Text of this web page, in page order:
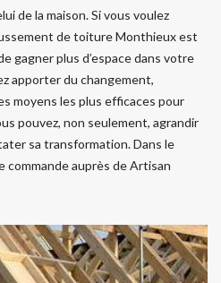
de la maison. Si vous voulez
de toiture Monthieux est
gagner plus d’espace dans votre
apporter du changement,
moyens les plus efficaces pour
pouvez, non seulement, agrandir
sa transformation. Dans le
commande auprès de Artisan